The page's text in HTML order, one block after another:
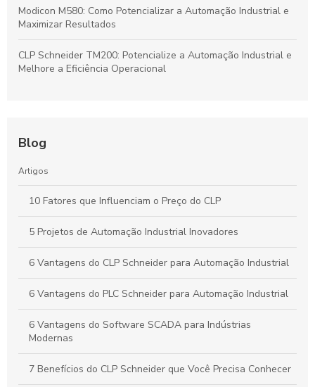
Modicon M580: Como Potencializar a Automação Industrial e
Maximizar Resultados
CLP Schneider TM200: Potencialize a Automação Industrial e
Melhore a Eficiência Operacional
Blog
Artigos
10 Fatores que Influenciam o Preço do CLP
5 Projetos de Automação Industrial Inovadores
6 Vantagens do CLP Schneider para Automação Industrial
6 Vantagens do PLC Schneider para Automação Industrial
6 Vantagens do Software SCADA para Indústrias
Modernas
7 Benefícios do CLP Schneider que Você Precisa Conhecer